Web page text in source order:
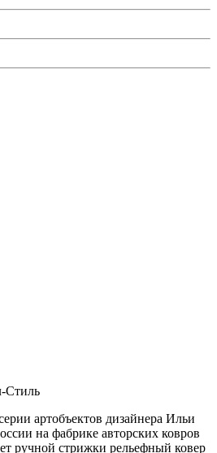
Стиль
артобъектов дизайнера Ильи
на фабрике авторских ковров
ручной стрижки рельефный ковер